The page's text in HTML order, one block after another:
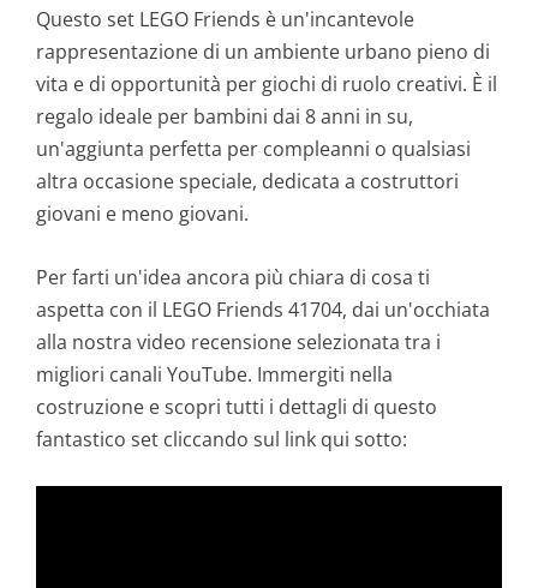
Questo set LEGO Friends è un'incantevole
rappresentazione di un ambiente urbano pieno di
vita e di opportunità per giochi di ruolo creativi. È il
regalo ideale per bambini dai 8 anni in su,
un'aggiunta perfetta per compleanni o qualsiasi
altra occasione speciale, dedicata a costruttori
giovani e meno giovani.
Per farti un'idea ancora più chiara di cosa ti
aspetta con il LEGO Friends 41704, dai un'occhiata
alla nostra video recensione selezionata tra i
migliori canali YouTube. Immergiti nella
costruzione e scopri tutti i dettagli di questo
fantastico set cliccando sul link qui sotto: